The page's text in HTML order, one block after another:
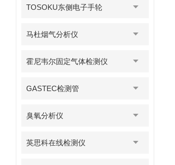
TOSOKU东侧电子手轮
马杜烟气分析仪
霍尼韦尔固定气体检测仪
GASTEC检测管
臭氧分析仪
英思科在线检测仪